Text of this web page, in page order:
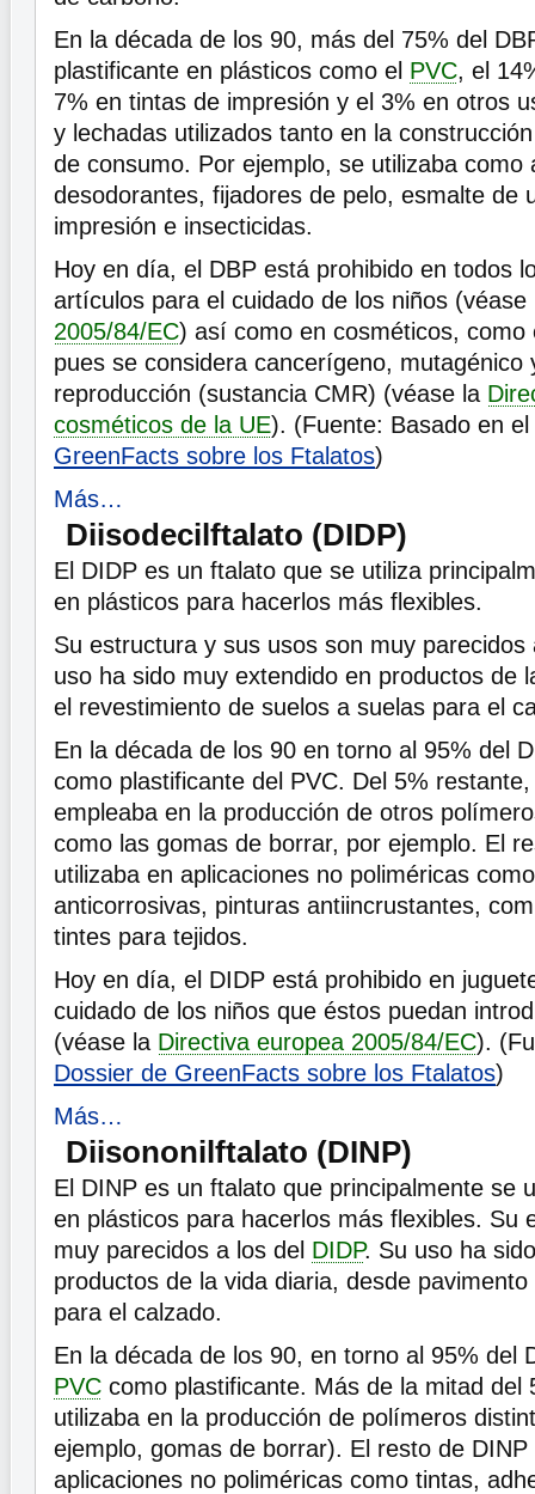
En la década de los 90, más del 75% del
plastificante en plásticos como el PVC, el
7% en tintas de impresión y el 3% en otros
y lechadas utilizados tanto en la
de consumo. Por ejemplo, se utilizaba como
desodorantes, fijadores de pelo, esmalte de
impresión e insecticidas.
Hoy en día, el DBP está prohibido en todos
artículos para el cuidado de los niños
2005/84/EC) así como en cosméticos, como
pues se considera cancerígeno, mutagénico
reproducción (sustancia CMR) (véase la
cosméticos de la UE). (Fuente: Basado en el
GreenFacts sobre los Ftalatos)
Más…
Diisodecilftalato (DIDP)
El DIDP es un ftalato que se utiliza
en plásticos para hacerlos más flexibles.
Su estructura y sus usos son muy
uso ha sido muy extendido en productos de
el revestimiento de suelos a suelas para el
En la década de los 90 en torno al 95% del
como plastificante del PVC. Del 5%
empleaba en la producción de otros
como las gomas de borrar, por ejemplo. El
utilizaba en aplicaciones no poliméricas
anticorrosivas, pinturas antiincrustantes,
tintes para tejidos.
Hoy en día, el DIDP está prohibido en
cuidado de los niños que éstos puedan
(véase la Directiva europea 2005/84/EC).
Dossier de GreenFacts sobre los Ftalatos)
Más…
Diisononilftalato (DINP)
El DINP es un ftalato que principalmente se
en plásticos para hacerlos más flexibles. Su
muy parecidos a los del DIDP. Su uso ha
productos de la vida diaria, desde
para el calzado.
En la década de los 90, en torno al 95% del
PVC como plastificante. Más de la mitad del
utilizaba en la producción de polímeros
ejemplo, gomas de borrar). El resto de DINP
aplicaciones no poliméricas como tintas,